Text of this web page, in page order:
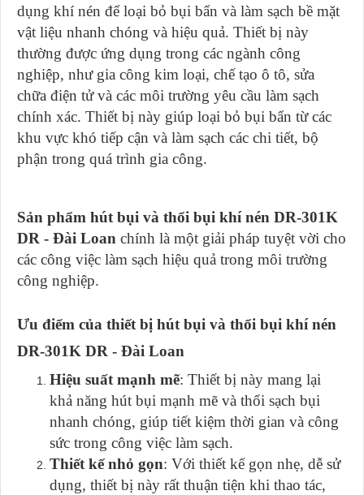
dụng khí nén để loại bỏ bụi bẩn và làm sạch bề mặt
vật liệu nhanh chóng và hiệu quả. Thiết bị này
thường được ứng dụng trong các ngành công
nghiệp, như gia công kim loại, chế tạo ô tô, sửa
chữa điện tử và các môi trường yêu cầu làm sạch
chính xác. Thiết bị này giúp loại bỏ bụi bẩn từ các
khu vực khó tiếp cận và làm sạch các chi tiết, bộ
phận trong quá trình gia công.
Sản phẩm hút bụi và thổi bụi khí nén DR-301K
DR - Đài Loan chính là một giải pháp tuyệt vời cho
các công việc làm sạch hiệu quả trong môi trường
công nghiệp.
Ưu điểm của thiết bị hút bụi và thổi bụi khí nén
DR-301K DR - Đài Loan
Hiệu suất mạnh mẽ: Thiết bị này mang lại
khả năng hút bụi mạnh mẽ và thổi sạch bụi
nhanh chóng, giúp tiết kiệm thời gian và công
sức trong công việc làm sạch.
Thiết kế nhỏ gọn: Với thiết kế gọn nhẹ, dễ sử
dụng, thiết bị này rất thuận tiện khi thao tác,